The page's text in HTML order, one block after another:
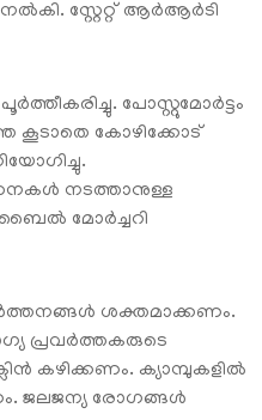
സ്റ്റേറ്റ് ആർആർടി
പോസ്റ്റുമോർട്ടം
കൂടാതെ കോഴിക്കോട്
നടത്താനുള്ള
മോർച്ചറി
ശക്തമാക്കണം.
പ്രവർത്തകരുടെ
കഴിക്കണം. ക്യാമ്പുകളിൽ
ജലജന്യ രോഗങ്ങൾ